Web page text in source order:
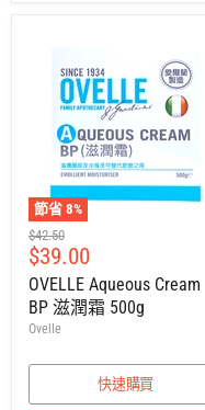
節省 8%
建
議
零
售
價
$42.50
售
價
$39.00
OVELLE Aqueous Cream
BP 滋潤霜 500g
Ovelle
快速購買